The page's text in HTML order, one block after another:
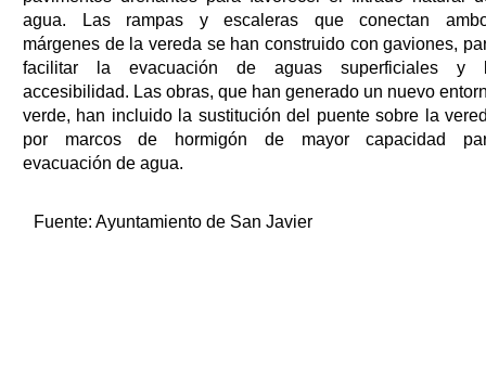
agua. Las rampas y escaleras que conectan
márgenes de la vereda se han construido con gaviones,
facilitar la evacuación de aguas superficiales y
accesibilidad. Las obras, que han generado un nuevo
verde, han incluido la sustitución del puente sobre la
por marcos de hormigón de mayor capacidad
evacuación de agua.
Fuente: Ayuntamiento de San Javier